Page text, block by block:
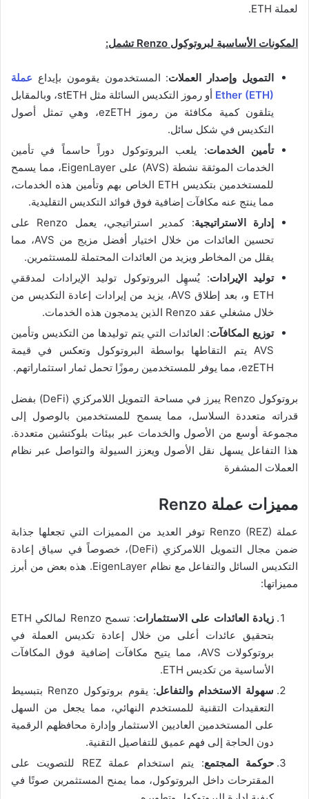
لعملة ETH.
المكونات الأساسية لبروتوكول Renzo تشمل:
التمويل وإصدار العملات: المستخدمون يقومون بإيداع عملة
Ether (ETH)
أو رموز التكديس السائلة مثل stETH، وبالمقابل
يتلقون كمية مكافئة من رموز ezETH، وهي تمثل أصول
التكديس في شكل سائل.
تأمين الخدمات: يلعب البروتوكول دوراً حاسماً في تأمين
الخدمات الموثقة نشطة (AVS) على EigenLayer، مما يسمح
للمستخدمين بتكديس ETH الخاص بهم وتأمين هذه الخدمات،
مما ينتج عنه مكافآت إضافية فوق فوائد التكديس التقليدية.
إدارة الاستراتيجية
: كمدير استراتيجي، يعمل Renzo على
تحسين العائدات من خلال اختيار أفضل مزيج من AVS، مما
يقلل من المخاطر ويزيد من العائدات المحتملة للمستثمرين.
توليد الإيرادات: يُسهِل البروتوكول توليد الإيرادات لمدققي
ETH و، بعد إطلاق AVS، يزيد من إيرادات إعادة التكديس من
خلال مشغلي عقد Renzo الذين يدمجون هذه الخدمات.
توزيع المكافآت: العائدات التي يتم توليدها من التكديس وتأمين
AVS يتم التقاطها بواسطة البروتوكول وتعكس في قيمة
ezETH، مما يوفر للمستخدمين رموزًا تحمل ثمار استثماراتهم.
بروتوكول Renzo يبرز في مساحة التمويل اللامركزي (DeFi) بفضل
قدراته متعددة السلاسل، مما يسمح للمستخدمين بالوصول إلى
مجموعة أوسع من الأصول والخدمات عبر بيئات بلوكتشين متعددة.
هذا التفاعل يسهل نقل الأصول ويعزز السيولة والتواصل عبر نظام
العملات المشفرة
مميزات عملة Renzo
عملة Renzo (REZ) توفر العديد من المميزات التي تجعلها جذابة
ضمن مجال التمويل اللامركزي (DeFi)، خصوصاً في سياق إعادة
التكديس السائل والتفاعل مع نظام EigenLayer. هذه بعض من أبرز
مميزاتها:
زيادة العائدات على الاستثمارات
: تسمح Renzo لمالكي ETH
بتحقيق عائدات أعلى من خلال إعادة تكديس العملة في
بروتوكولات AVS، مما يتيح مكافآت إضافية فوق المكافآت
الأساسية من تكديس ETH.
سهولة الاستخدام والتفاعل
: يقوم بروتوكول Renzo بتبسيط
التعقيدات التقنية للمستخدم النهائي، مما يجعل من السهل
على المستخدمين العاديين الاستثمار وإدارة محافظهم الرقمية
دون الحاجة إلى فهم عميق للتفاصيل التقنية.
حوكمة المجتمع
: يتم استخدام عملة REZ للتصويت على
المقترحات داخل البروتوكول، مما يمنح المستثمرين صوتًا في